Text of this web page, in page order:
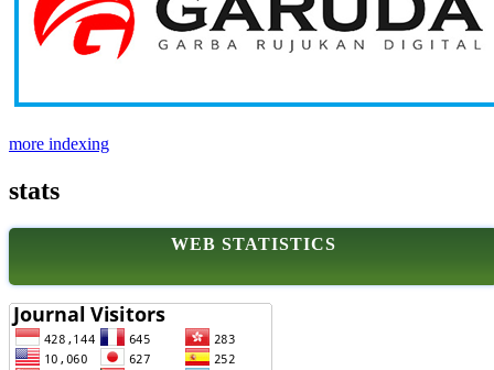
more indexing
stats
WEB STATISTICS